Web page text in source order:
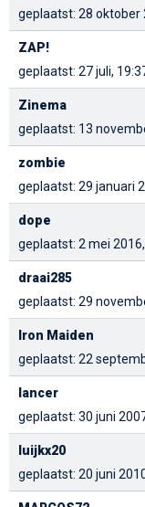
geplaatst: 28 oktober
ZAP!
geplaatst: 27 juli,
Zinema
geplaatst: 13
zombie
geplaatst: 29 januari
dope
geplaatst: 2 mei
draai285
geplaatst: 29
Iron Maiden
geplaatst: 22
lancer
geplaatst: 30 juni
luijkx20
geplaatst: 20 juni